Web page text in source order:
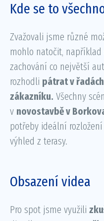
Kde se to
Zvažovali jsme různé
mohlo natočit,
zachování co největší
rozhodli pátrat v
zákazníku. Všechny
v novostavbě v
potřeby ideální
výhled z terasy.
Obsazení videa
Pro spot jsme využili